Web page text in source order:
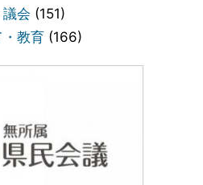
会 (151)
教育 (166)